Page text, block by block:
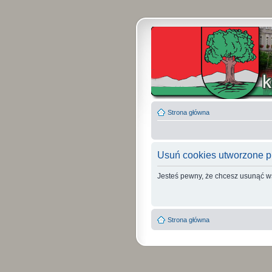
Strona główna
Usuń cookies utworzone
Jesteś pewny, że chcesz usunąć
Strona główna